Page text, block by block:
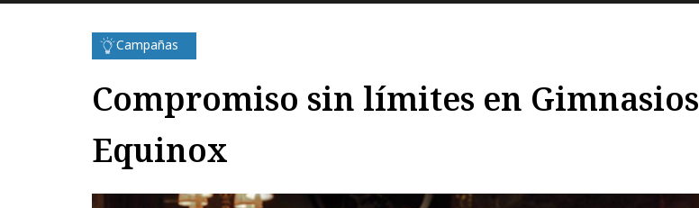
Campañas
Compromiso sin límites en Gimnasios
Equinox